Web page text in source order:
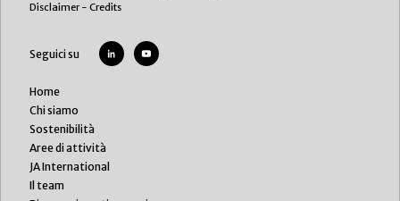
Disclaimer- Credits
Seguici su
Home
Chi siamo
Sostenibilità
Aree di attività
JA International
Il team